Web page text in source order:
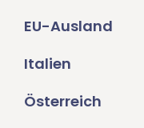
EU-Ausland
Italien
Österreich